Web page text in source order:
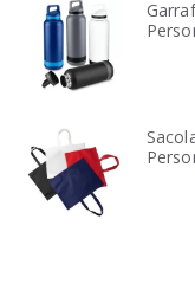
tempo. O cuidado e a
atenção que eles têm
conosco é ímpar, não
atendimento em
nenhum outro lugar.
Isso faz muita